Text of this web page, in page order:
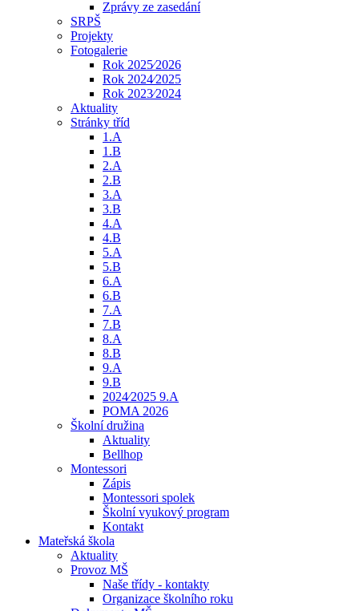
Zprávy ze zasedání
SRPŠ
Projekty
Fotogalerie
Rok 2025⁄2026
Rok 2024⁄2025
Rok 2023⁄2024
Aktuality
Stránky tříd
1.A
1.B
2.A
2.B
3.A
3.B
4.A
4.B
5.A
5.B
6.A
6.B
7.A
7.B
8.A
8.B
9.A
9.B
2024⁄2025 9.A
POMA 2026
Školní družina
Aktuality
Bellhop
Montessori
Zápis
Montessori spolek
Školní vyukový program
Kontakt
Mateřská škola
Aktuality
Provoz MŠ
Naše třídy - kontakty
Organizace školního roku